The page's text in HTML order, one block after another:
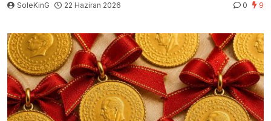
SoleKinG 22 Haziran 2026 0 9